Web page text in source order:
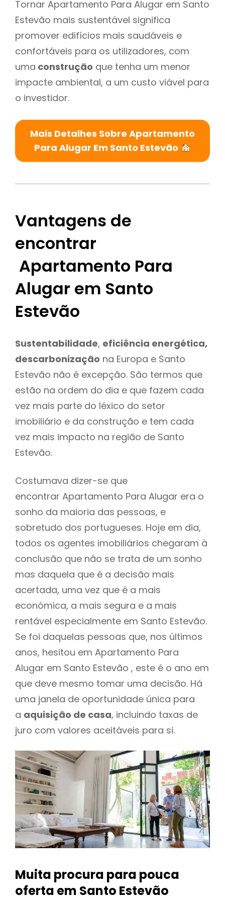
Tornar Apartamento Para Alugar em Santo
Estevão mais sustentável significa
promover edifícios mais saudáveis e
confortáveis para os utilizadores, com
uma construção que tenha um menor
impacte ambiental, a um custo viável para
o investidor.
Mais Detalhes Sobre Apartamento
Para Alugar Em Santo Estevão
Vantagens de
encontrar
Apartamento Para
Alugar em Santo
Estevão
Sustentabilidade, eficiência energética,
descarbonização na Europa e Santo
Estevão não é excepção. São termos que
estão na ordem do dia e que fazem cada
vez mais parte do léxico do setor
imobiliário e da construção e tem cada
vez mais impacto na região de Santo
Estevão.
Costumava dizer-se que
encontrar Apartamento Para Alugar era o
sonho da maioria das pessoas, e
sobretudo dos portugueses. Hoje em dia,
todos os agentes imobiliários chegaram à
conclusão que não se trata de um sonho
mas daquela que é a decisão mais
acertada, uma vez que é a mais
económica, a mais segura e a mais
rentável especialmente em Santo Estevão.
Se foi daquelas pessoas que, nos últimos
anos, hesitou em Apartamento Para
Alugar em Santo Estevão , este é o ano em
que deve mesmo tomar uma decisão. Há
uma janela de oportunidade única para
a aquisição de casa, incluindo taxas de
juro com valores aceitáveis para si.
Muita procura para pouca
oferta em Santo Estevão